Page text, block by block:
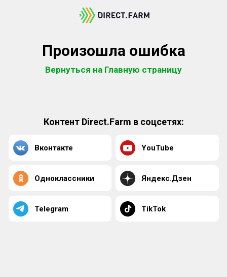
Произошла ошибка
Вернуться на Главную страницу
Контент Direct.Farm в соцсетях:
Вконтакте YouTube
Одноклассники Яндекс.Дзен
Telegram TikTok